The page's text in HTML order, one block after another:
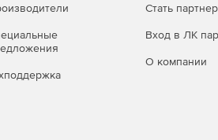
в смете.
Стать
Вход в ЛК
О компании